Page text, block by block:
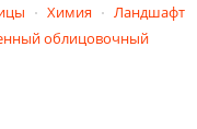
Химия
Ландшафт
облицовочный